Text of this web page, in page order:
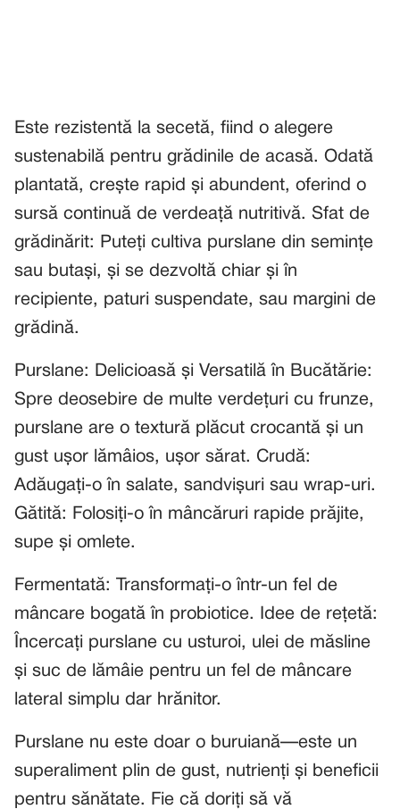
Este rezistentă la secetă, fiind o alegere
sustenabilă pentru grădinile de acasă. Odată
plantată, crește rapid și abundent, oferind o
sursă continuă de verdeață nutritivă. Sfat de
grădinărit: Puteți cultiva purslane din semințe
sau butași, și se dezvoltă chiar și în
recipiente, paturi suspendate, sau margini de
grădină.
Purslane: Delicioasă și Versatilă în Bucătărie:
Spre deosebire de multe verdețuri cu frunze,
purslane are o textură plăcut crocantă și un
gust ușor lămâios, ușor sărat. Crudă:
Adăugați-o în salate, sandvișuri sau wrap-uri.
Gătită: Folosiți-o în mâncăruri rapide prăjite,
supe și omlete.
Fermentată: Transformați-o într-un fel de
mâncare bogată în probiotice. Idee de rețetă:
Încercați purslane cu usturoi, ulei de măsline
și suc de lămâie pentru un fel de mâncare
lateral simplu dar hrănitor.
Purslane nu este doar o buruiană—este un
superaliment plin de gust, nutrienți și beneficii
pentru sănătate. Fie că doriți să vă